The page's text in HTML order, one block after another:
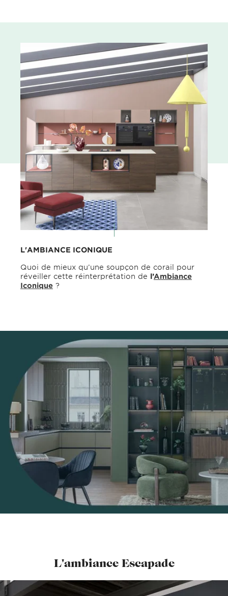
L'AMBIANCE ICONIQUE
Quoi de mieux qu’une soupçon de corail pour
réveiller cette réinterprétation de l’Ambiance
Iconique ?
CET AMÉNAGEMENT
VOUS PLAÎT ?
L'ambiance Escapade